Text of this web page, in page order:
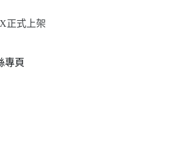
正式上架
專頁